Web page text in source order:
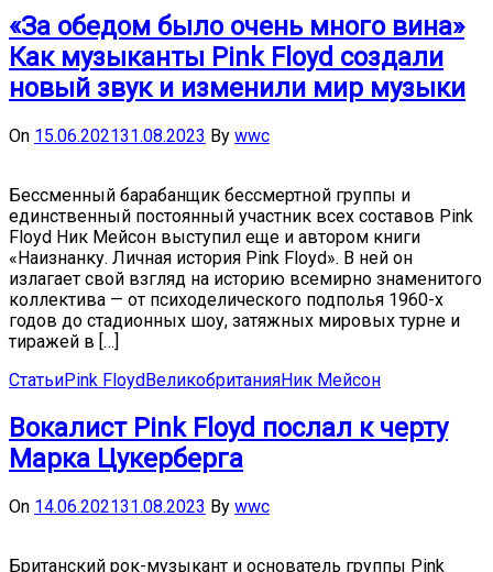
«За обедом было очень много вина»
Как музыканты Pink Floyd создали
новый звук и изменили мир музыки
On 15.06.202131.08.2023 By wwc
Бессменный барабанщик бессмертной группы и
единственный постоянный участник всех составов Pink
Floyd Ник Мейсон выступил еще и автором книги
«Наизнанку. Личная история Pink Floyd». В ней он
излагает свой взгляд на историю всемирно знаменитого
коллектива — от психоделического подполья 1960-х
годов до стадионных шоу, затяжных мировых турне и
тиражей в […]
СтатьиPink Floyd ВеликобританияНик Мейсон
Вокалист Pink Floyd послал к черту
Марка Цукерберга
On 14.06.202131.08.2023 By wwc
Британский рок-музыкант и основатель группы Pink